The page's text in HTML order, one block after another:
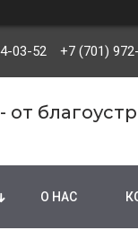
03-52 +7 (701)
от
О НАС